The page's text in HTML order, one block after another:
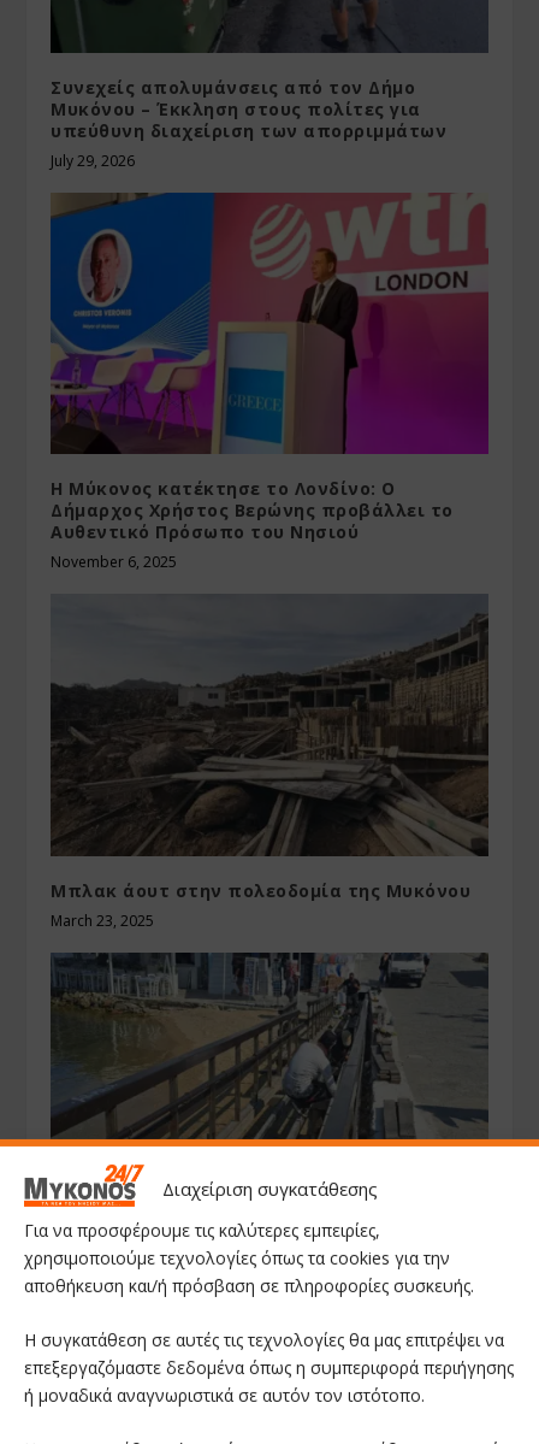
Διαχείριση συγκατάθεσης
Για να προσφέρουμε τις καλύτερες εμπειρίες,
χρησιμοποιούμε τεχνολογίες όπως τα cookies για την
αποθήκευση και/ή πρόσβαση σε πληροφορίες συσκευής.
Η συγκατάθεση σε αυτές τις τεχνολογίες θα μας επιτρέψει να
επεξεργαζόμαστε δεδομένα όπως η συμπεριφορά περιήγησης
ή μοναδικά αναγνωριστικά σε αυτόν τον ιστότοπο.
Συνεχείς απολυμάνσεις από τον Δήμο
Μυκόνου – Έκκληση στους πολίτες για
υπεύθυνη διαχείριση των απορριμμάτων
July 29, 2026
Η Μύκονος κατέκτησε το Λονδίνο: Ο
Δήμαρχος Χρήστος Βερώνης προβάλλει το
Αυθεντικό Πρόσωπο του Νησιού
November 6, 2025
Μπλακ άουτ στην πολεοδομία της Μυκόνου
March 23, 2025
Πρόσβαση για Όλους στο Καμνάκι –
Επισκευάστηκε η Ράμπα ΑμεΑ
May 20, 2025